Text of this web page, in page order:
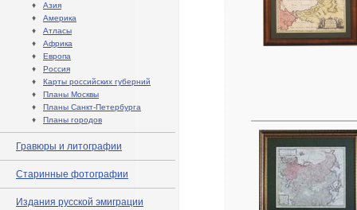
♦ Азия
♦ Америка
♦ Атласы
♦ Африка
♦ Европа
♦ Россия
♦ Карты российских губерний
♦ Планы Москвы
♦ Планы Санкт-Петербурга
♦ Планы городов
Гравюры и литографии
Старинные фотографии
Издания русской эмиграции